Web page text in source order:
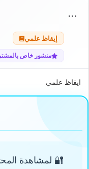
إيقاظ علمي
منشور خاص
⋯
ايقاظ علمي
🔐 لمشاهدة